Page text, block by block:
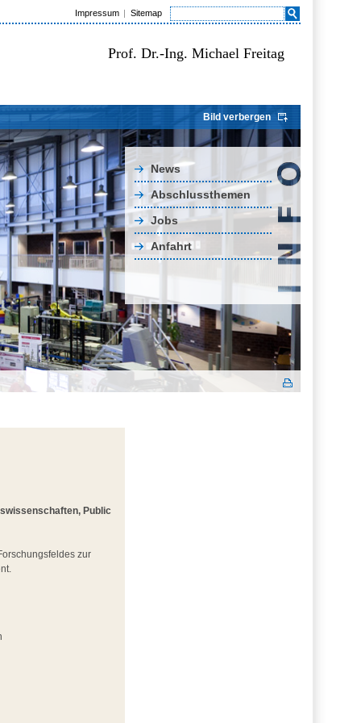
Impressum Sitemap
Prof. Dr.-Ing. Michael Freitag
Bild verbergen
News
Abschlussthemen
Jobs
Anfahrt
Public
zur